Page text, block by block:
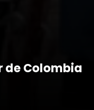
de Colombia